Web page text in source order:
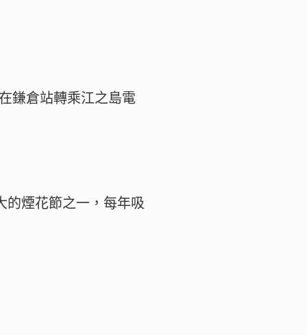
鎌倉站轉乘江之島電
的煙花節之一，每年吸